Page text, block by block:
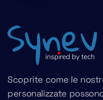
Scoprite come le
personalizzate